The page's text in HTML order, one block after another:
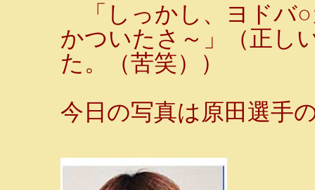
「しっかし、ヨドバ○
かついたさ～」（正し
た。（苦笑））
今日の写真は原田選手